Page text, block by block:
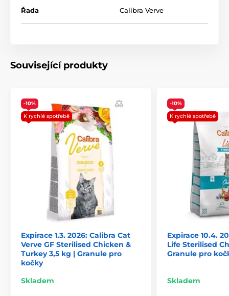
Složení:
čerstvé kuřecí maso 27 %, drůbeží protein 23,5 %, krůtí
protein 16 %, bramborové vločky 13,7 %, třtinová bagasa
(vláknina z cukrové třtiny), hrášek 6,5 %, drůbeží tuk,
vejce 2 %, pivovarské kvasnice, dýňové vločky 1,5 %,
Řada Calibra Verve
Související produkty
-10%
K rychlé spotřebě
Expirace 1.3. 2026: Calibra Cat
Verve GF Sterilised Chicken &
Turkey 3,5 kg | Granule pro
kočky
Skladem
-10%
K rychlé spotřebě
Expirace 10.4.
Life Sterilised
Granule pro
Skladem